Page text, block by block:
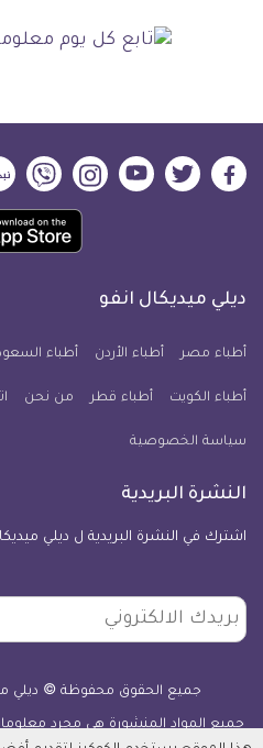
ديلي
فيسبوك
ديلي
تويتر
ديلي
ميديكال
يوتيوب
ديلي
ميديكال
انفو
ديلي
انفو
حمل
تطبيق
معلومة
للآيفون
ديلي ميديكال انفو
أطباء مصر أطباء الأردن أطباء
أطباء الكويت أطباء قطر من نحن
سياسة الخصوصية
النشرة البريدية
اشترك في النشرة البريدية ل ديلي
بريدك
الالكتروني
جميع الحقوق محفوظة © ديلي ميديكال
جميع المواد المنشورة هي مجرد